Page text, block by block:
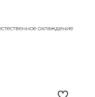
охлаждение